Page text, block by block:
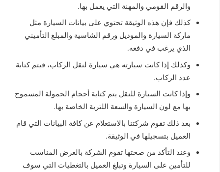
والرقم القومي والمهنة التي يعمل بها.
كذلك فإن هذه الوثيقة تحتوي على بيانات السيارة مثل
ماركة السيارة والموديل ورقم الشاسية والمبلغ التأميني
الذي يرغب في دفعه.
وكذلك إذا كانت سيارته هي سيارة لنقل الركاب، فيتم كتابة
عدد الركاب.
وإذا كانت السيارة للنقل يتم كتابة أحجام الحمولة المسموح
بها مع لون السيارة والسعة اللترية الخاصة بها.
بعد ذلك تقوم شركتنا بالاستعلام عن كافة البيانات التي قام
العميل بتسجيلها في الوثيقة.
وعند التأكد من صحتها تقوم الشركة بالعرض المناسب
للتأمين على السيارة وتبلغ العميل بالتغطيات التي سوف